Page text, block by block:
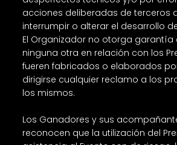
acciones deliberadas de terceros
interrumpir o alterar el desarrollo
El Organizador no otorga garantía
ninguna otra en relación con los
fueren fabricados o elaborados
dirigirse cualquier reclamo a los
los mismos.
Los Ganadores y sus
reconocen que la utilización del